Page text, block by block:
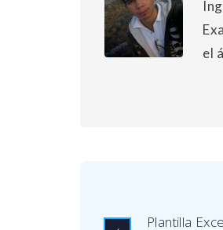
el
Plantilla